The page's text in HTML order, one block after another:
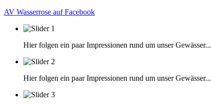
AV Wasserrose auf Facebook
Hier folgen ein paar Impressionen rund um unser Gewässer...
Hier folgen ein paar Impressionen rund um unser Gewässer...